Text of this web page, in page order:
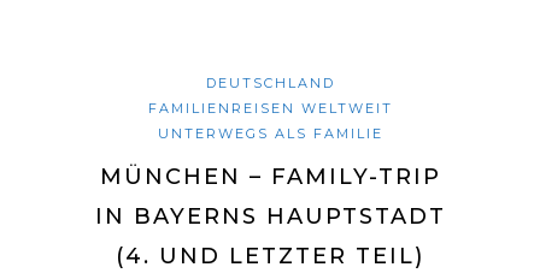
DEUTSCHLAND
FAMILIENREISEN WELTWEIT
UNTERWEGS ALS FAMILIE
MÜNCHEN – FAMILY-TRIP
IN BAYERNS HAUPTSTADT
(4. UND LETZTER TEIL)